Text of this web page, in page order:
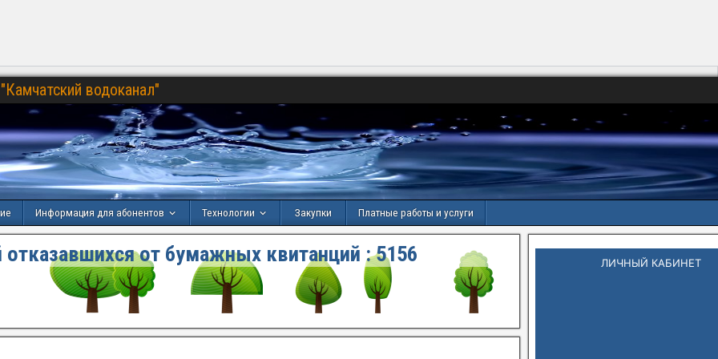
водоканал"
Информация для абонентов Технологии Закупки Платные работы и услуги
от бумажных квитанций :5156 ЛИЧНЫЙ КАБИНЕТ